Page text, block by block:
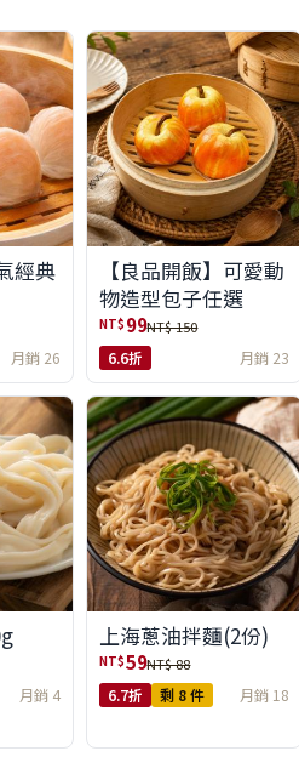
經典
月銷 26
【良品開飯】可愛動
物造型包子任選
NT$ 99NT$ 150
6.6折 月銷 23
月銷 4
上海蔥油拌麵(2份)
NT$59NT$ 88
6.7折 剩 8 件 月銷 18